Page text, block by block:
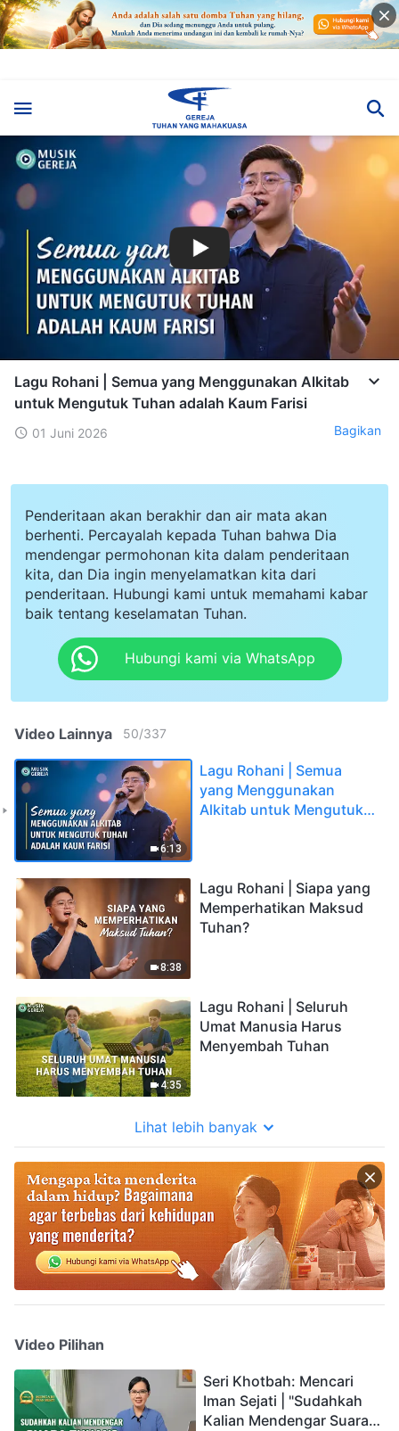
Lagu Rohani | Semua yang Menggunakan Alkitab
untuk Mengutuk Tuhan adalah Kaum Farisi
01 Juni 2026 Bagikan
Penderitaan akan berakhir dan air mata akan
berhenti. Percayalah kepada Tuhan bahwa Dia
mendengar permohonan kita dalam penderitaan
kita, dan Dia ingin menyelamatkan kita dari
penderitaan. Hubungi kami untuk memahami kabar
baik tentang keselamatan Tuhan.
Hubungi kami via WhatsApp
Video Lainnya 50/337
6:13
Lagu Rohani | Semua
yang Menggunakan
Alkitab untuk Mengutuk
8:38
Lagu Rohani | Siapa yang
Memperhatikan Maksud
Tuhan?
4:35
Lagu Rohani | Seluruh
Umat Manusia Harus
Menyembah Tuhan
Lihat lebih banyak
Video Pilihan
Seri Khotbah: Mencari
Iman Sejati | "Sudahkah
Kalian Mendengar Suara